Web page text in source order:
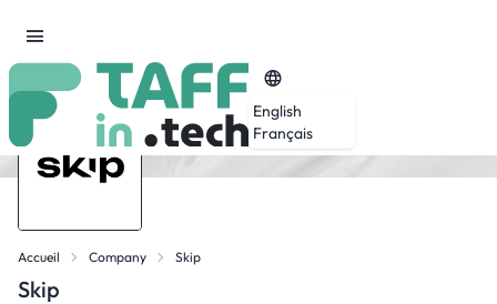
English
Français
Accueil Company Skip
Skip